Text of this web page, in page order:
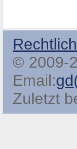
© 2009-
Email:
Zuletzt